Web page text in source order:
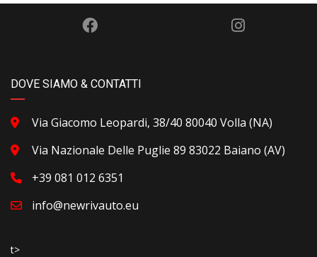
DOVE SIAMO & CONTATTI
Via Giacomo Leopardi, 38/40 80040 Volla (NA)
Via Nazionale Delle Puglie 89 83022 Baiano (AV)
+39 081 012 6351
info@newrivauto.eu
t>